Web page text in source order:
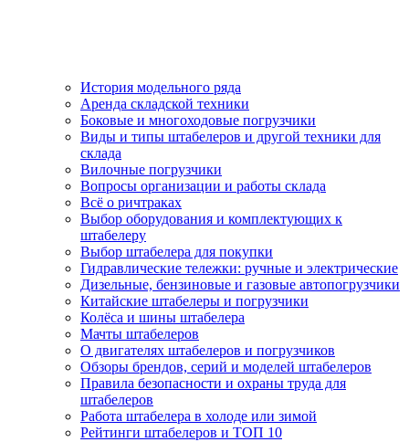
История модельного ряда
Аренда складской техники
Боковые и многоходовые погрузчики
Виды и типы штабелеров и другой техники для
склада
Вилочные погрузчики
Вопросы организации и работы склада
Всё о ричтраках
Выбор оборудования и комплектующих к
штабелеру
Выбор штабелера для покупки
Гидравлические тележки: ручные и электрические
Дизельные, бензиновые и газовые автопогрузчики
Китайские штабелеры и погрузчики
Колёса и шины штабелера
Мачты штабелеров
О двигателях штабелеров и погрузчиков
Обзоры брендов, серий и моделей штабелеров
Правила безопасности и охраны труда для
штабелеров
Работа штабелера в холоде или зимой
Рейтинги штабелеров и ТОП 10